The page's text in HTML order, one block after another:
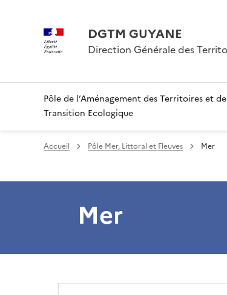
DGTM GUYANE
Direction Générale des
Pôle de l’Aménagement des Territoires et de la
Transition Ecologique
Accueil Pôle Mer, Littoral et Fleuves Mer
Mer